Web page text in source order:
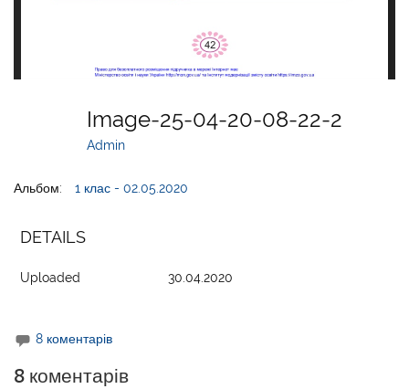
Image-25-04-20-08-22-2
Admin
Альбом: 1 клас - 02.05.2020
DETAILS
Uploaded 30.04.2020
8 коментарів
8 коментарів